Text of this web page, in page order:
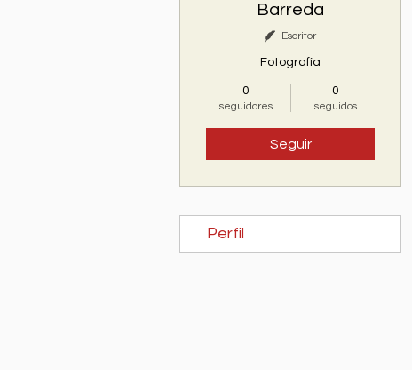
Barreda
Escritor
Fotografía
0
seguidores
0
seguidos
Seguir
Perfil